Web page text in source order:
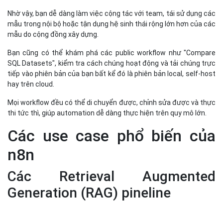
Nhờ vậy, bạn dễ dàng làm việc cộng tác với team, tái sử dụng các
mẫu trong nội bộ hoặc tận dụng hệ sinh thái rộng lớn hơn của các
mẫu do cộng đồng xây dựng.
Bạn cũng có thể khám phá các public workflow như "Compare
SQL Datasets", kiểm tra cách chúng hoạt động và tải chúng trực
tiếp vào phiên bản của bạn bất kể đó là phiên bản local, self-host
hay trên cloud.
Mọi workflow đều có thể di chuyển được, chỉnh sửa được và thực
thi tức thì, giúp automation dễ dàng thực hiện trên quy mô lớn.
Các use case phổ biến của
n8n
Các Retrieval Augmented
Generation (RAG) pineline